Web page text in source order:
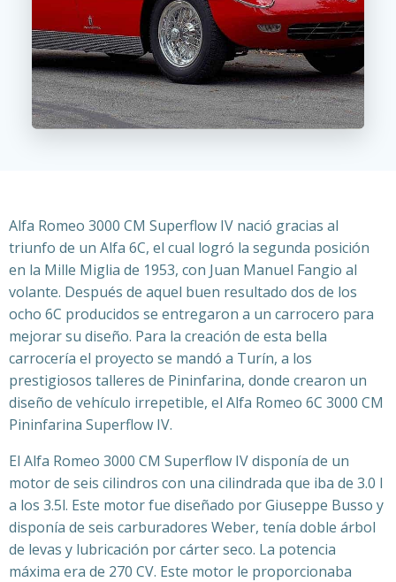
Alfa Romeo 3000 CM Superflow IV nació gracias al
triunfo de un Alfa 6C, el cual logró la segunda posición
en la Mille Miglia de 1953, con Juan Manuel Fangio al
volante. Después de aquel buen resultado dos de los
ocho 6C producidos se entregaron a un carrocero para
mejorar su diseño. Para la creación de esta bella
carrocería el proyecto se mandó a Turín, a los
prestigiosos talleres de Pininfarina, donde crearon un
diseño de vehículo irrepetible, el Alfa Romeo 6C 3000 CM
Pininfarina Superflow IV.
El Alfa Romeo 3000 CM Superflow IV disponía de un
motor de seis cilindros con una cilindrada que iba de 3.0 l
a los 3.5l. Este motor fue diseñado por Giuseppe Busso y
disponía de seis carburadores Weber, tenía doble árbol
de levas y lubricación por cárter seco. La potencia
máxima era de 270 CV. Este motor le proporcionaba